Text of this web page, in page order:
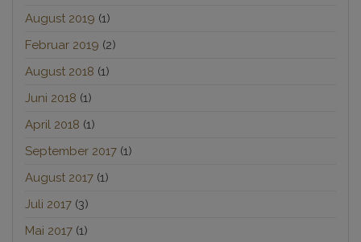
August 2019 (1)
Februar 2019 (2)
August 2018 (1)
Juni 2018 (1)
April 2018 (1)
September 2017 (1)
August 2017 (1)
Juli 2017 (3)
Mai 2017 (1)